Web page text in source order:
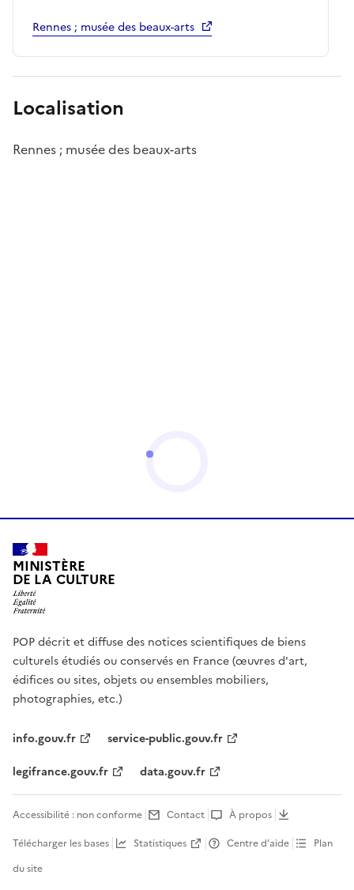
Rennes ; musée des beaux-arts
Localisation
Rennes ; musée des beaux-arts
MINISTÈRE
DE LA CULTURE
POP décrit et diffuse des notices scientifiques de biens
culturels étudiés ou conservés en France (œuvres d'art,
édifices ou sites, objets ou ensembles mobiliers,
photographies, etc.)
info.gouv.fr
service-public.gouv.fr
legifrance.gouv.fr
data.gouv.fr
Accessibilité : non conforme Contact
À propos
Télécharger les bases
Statistiques Centre d’aide
Plan
du site